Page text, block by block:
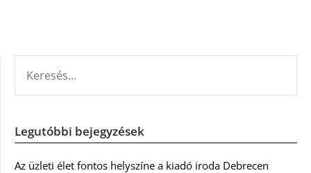
Legutóbbi bejegyzések
Az üzleti élet fontos helyszíne a kiadó iroda Debrecen